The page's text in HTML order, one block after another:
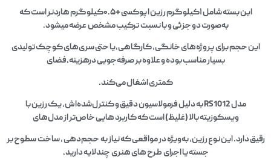
این بسته شامل ۱کیلوگرم رزین اپوکسی +۰.۵کیلوگرم هاردنر است که
به‌صورت دو جزئی و با نسبت ترکیب مشخص عرضه میشود.
این حجم برای پروژه‌های خانگی، کارگاهی،یا حتی سری‌های کوچک تولیدی
بسیار مناسب بوده و علاوه بر صرفه‌جویی درهزینه،فضای
کمتری اشغال می‌کند.
مدل RS1012 به دلیل فرمولاسیون دقیق و کنترل‌شده‌اش، یک رزین با
ویسکوزیته بالا (غلیظ) است که کاربرد هایی خاص‌تر از مدل‌های
رقیق دارد. این نوع رزین، به‌ویژه در مواقعی که نیاز به حجم‌دهی ، ساخت سطوح بر
جسته یا اجرای طرح های هنری چندلایه دارید،